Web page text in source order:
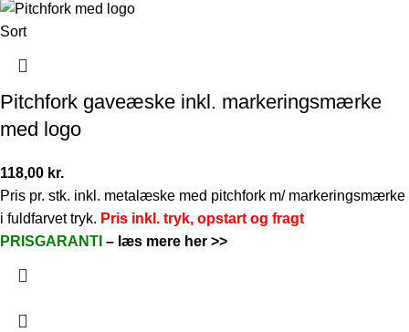
Sort
Pitchfork gaveæske inkl. markeringsmærke
med logo
118,00 kr.
Pris pr. stk. inkl. metalæske med pitchfork m/ markeringsmærke
i fuldfarvet tryk. Pris inkl. tryk, opstart og fragt
PRISGARANTI – læs mere her >>